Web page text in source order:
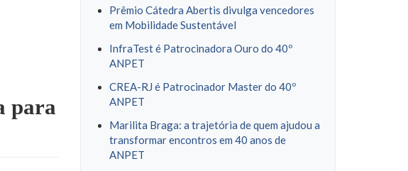
para
Prêmio Cátedra Abertis divulga vencedores
em Mobilidade Sustentável
InfraTest é Patrocinadora Ouro do 40º
ANPET
CREA-RJ é Patrocinador Master do 40º
ANPET
Marilita Braga: a trajetória de quem ajudou a
transformar encontros em 40 anos de
ANPET